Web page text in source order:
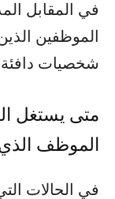
في المقابل
الموظفين
شخصيات دافئة
متى يستغل
الموظف
في الحالات